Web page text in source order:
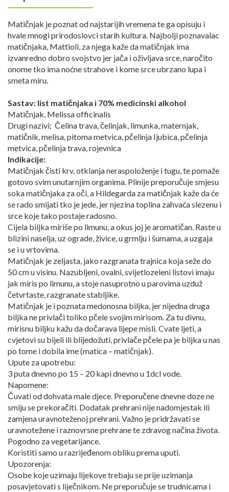
Matičnjak je poznat od najstarijih vremena te ga opisuju i
hvale mnogi prirodoslovci starih kultura. Najbolji poznavalac
matičnjaka, Mattioli, za njega kaže da matičnjak ima
izvanredno dobro svojstvo jer jača i oživljava srce, naročito
onome tko ima noćne strahove i kome srce ubrzano lupa i
smeta miru.
Sastav: list matičnjaka i 70% medicinski alkohol
Matičnjak, Melissa officinalis
Drugi nazivi; Čelina trava, čelinjak, limunka, maternjak,
matičnik, melisa, pitoma metvica, pčelinja Ijubica, pčelinja
metvica, pčelinja trava, rojevnica
Indikacije:
Matičnjak čisti krv, otklanja neraspoloženje i tugu, te pomaže
gotovo svim unutarnjim organima. Plinije preporučuje smjesu
soka matičnjaka za oči, a Hildegarda za matičnjak kaže da će
se rado smijati tko je jede, jer njezina toplina zahvaća slezenu i
srce koje tako postaje radosno.
Cijela biljka miriše po limunu, a okus joj je aromatičan. Raste u
blizini naselja, uz ograde, živice, u grmlju i šumama, a uzgaja
se i u vrtovima.
Matičnjak je zeljasta, jako razgranata trajnica koja seže do
50 cm u visinu. Nazubljeni, ovalni, svijetlozeleni listovi imaju
jak miris po limunu, a stoje nasuprotno u parovima uzduž
četvrtaste, razgranate stabljike.
Matičnjak je i poznata medonosna biljka, jer nijedna druga
biljka ne privlači toliko pčele svojim mirisom. Za tu divnu,
mirisnu biljku kažu da dočarava lijepe misli. Cvate ljeti, a
cvjetovi su bijeli ili blijedožuti, privlače pčele pa je biljka u nas
po tome i dobila ime (matica – matičnjak).
Upute za upotrebu:
3 puta dnevno po 15 – 20 kapi dnevno u 1dcl vode.
Napomene:
Čuvati od dohvata male djece. Preporučene dnevne doze ne
smiju se prekoračiti. Dodatak prehrani nije nadomjestak ili
zamjena uravnoteženoj prehrani. Važno je pridržavati se
uravnotežene i raznovrsne prehrane te zdravog načina života.
Pogodno za vegetarijance.
Koristiti samo u razrijeđenom obliku prema uputi.
Upozorenja:
Osobe koje uzimaju lijekove trebaju se prije uzimanja
posavjetovati s liječnikom. Ne preporučuje se trudnicama i